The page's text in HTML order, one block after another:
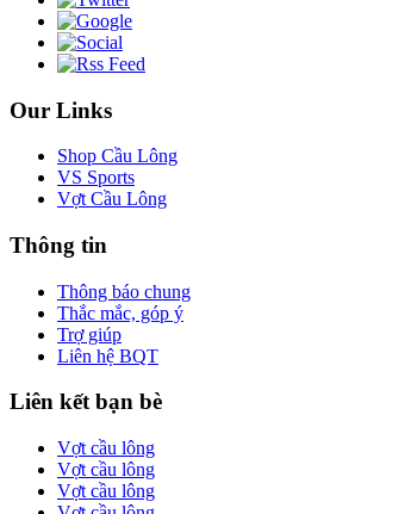
Our Links
Shop Cầu Lông
VS Sports
Vợt Cầu Lông
Thông tin
Thông báo chung
Thắc mắc, góp ý
Trợ giúp
Liên hệ BQT
Liên kết bạn bè
Vợt cầu lông
Vợt cầu lông
Vợt cầu lông